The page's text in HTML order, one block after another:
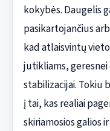
kokybės. Daugelis
pasikartojančius
kad atlaisvintų
jutikliams, geresnei
stabilizacijai. Tokiu
į tai, kas realiai
skiriamosios galios